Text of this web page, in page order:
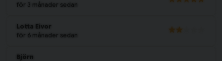
för 3 månader sedan
Lotta Eivor
för 6 månader sedan
Björn